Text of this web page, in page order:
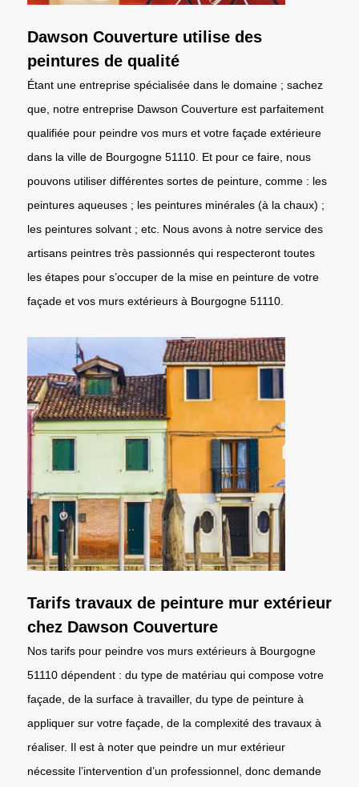
Dawson Couverture utilise des
peintures de qualité
Étant une entreprise spécialisée dans le domaine ; sachez
que, notre entreprise Dawson Couverture est parfaitement
qualifiée pour peindre vos murs et votre façade extérieure
dans la ville de Bourgogne 51110. Et pour ce faire, nous
pouvons utiliser différentes sortes de peinture, comme : les
peintures aqueuses ; les peintures minérales (à la chaux) ;
les peintures solvant ; etc. Nous avons à notre service des
artisans peintres très passionnés qui respecteront toutes
les étapes pour s’occuper de la mise en peinture de votre
façade et vos murs extérieurs à Bourgogne 51110.
Tarifs travaux de peinture mur extérieur
chez Dawson Couverture
Nos tarifs pour peindre vos murs extérieurs à Bourgogne
51110 dépendent : du type de matériau qui compose votre
façade, de la surface à travailler, du type de peinture à
appliquer sur votre façade, de la complexité des travaux à
réaliser. Il est à noter que peindre un mur extérieur
nécessite l’intervention d’un professionnel, donc demande